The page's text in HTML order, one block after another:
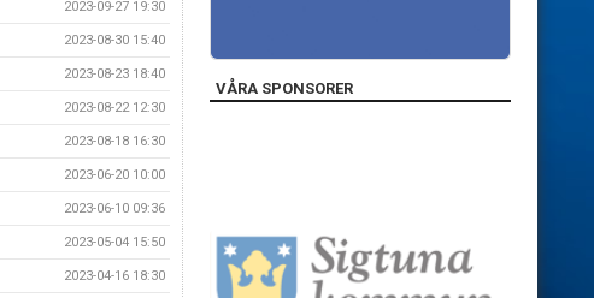
2023-09-27 19:30
2023-08-30 15:40
2023-08-23 18:40
2023-08-22 12:30
2023-08-18 16:30
2023-06-20 10:00
2023-06-10 09:36
2023-05-04 15:50
2023-04-16 18:30
VÅRA SPONSORER